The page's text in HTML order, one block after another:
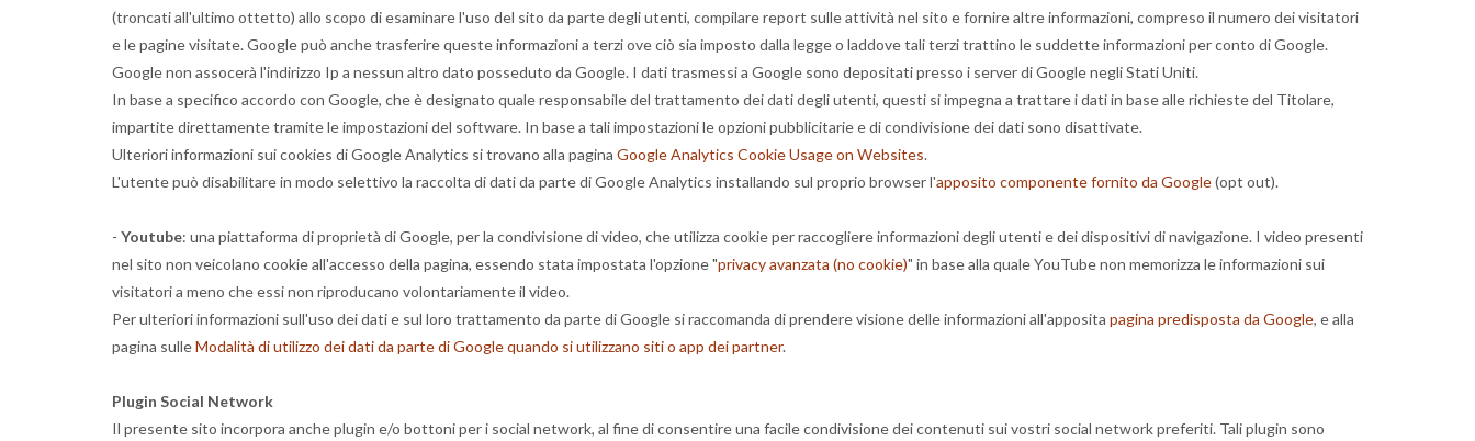
(troncati all'ultimo ottetto) allo scopo di esaminare l'uso del sito da parte degli utenti, compilare report sulle attività nel sito e fornire altre informazioni, compreso il numero dei visitatori
e le pagine visitate. Google può anche trasferire queste informazioni a terzi ove ciò sia imposto dalla legge o laddove tali terzi trattino le suddette informazioni per conto di Google.
Google non assocerà l'indirizzo Ip a nessun altro dato posseduto da Google. I dati trasmessi a Google sono depositati presso i server di Google negli Stati Uniti.
In base a specifico accordo con Google, che è designato quale responsabile del trattamento dei dati degli utenti, questi si impegna a trattare i dati in base alle richieste del Titolare,
impartite direttamente tramite le impostazioni del software. In base a tali impostazioni le opzioni pubblicitarie e di condivisione dei dati sono disattivate.
Ulteriori informazioni sui cookies di Google Analytics si trovano alla pagina Google Analytics Cookie Usage on Websites.
L'utente può disabilitare in modo selettivo la raccolta di dati da parte di Google Analytics installando sul proprio browser l'apposito componente fornito da Google(opt out).
- Youtube: una piattaforma di proprietà di Google, per la condivisione di video, che utilizza cookie per raccogliere informazioni degli utenti e dei dispositivi di navigazione. I video presenti
nel sito non veicolano cookie all'accesso della pagina, essendo stata impostata l'opzione "privacy avanzata (no cookie)" in base alla quale YouTube non memorizza le informazioni sui
visitatori a meno che essi non riproducano volontariamente il video.
Per ulteriori informazioni sull'uso dei dati e sul loro trattamento da parte di Google si raccomanda di prendere visione delle informazioni all'apposita pagina predisposta da Google, e alla
pagina sulleModalità di utilizzo dei dati da parte di Google quando si utilizzano siti o app dei partner.
Plugin Social Network
Il presente sito incorpora anche plugin e/o bottoni per i social network, al fine di consentire una facile condivisione dei contenuti sui vostri social network preferiti. Tali plugin sono